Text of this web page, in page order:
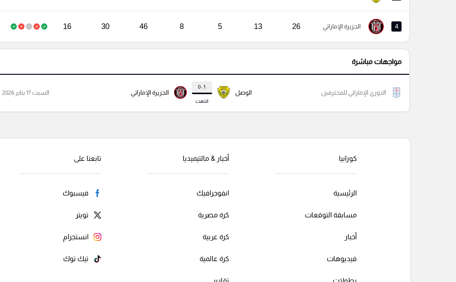
4 الجزيرة الإماراتي 26
13
5
8
46
30
16
مواجهات مباشرة
الوصل
1 : 0
انتهت
الجزيرة الإماراتي الدوري الإماراتي للمحترفين السبت 17 يناير 2026
كورابيا
الرئيسية
مسابقة التوقعات
أخبار
فيديوهات
أخبار & مالتيميديا
انفوجرافيك
كرة مصرية
كرة عربية
كرة عالمية
تابعنا على
فيسبوك
تويتر
انستجرام
تيك توك